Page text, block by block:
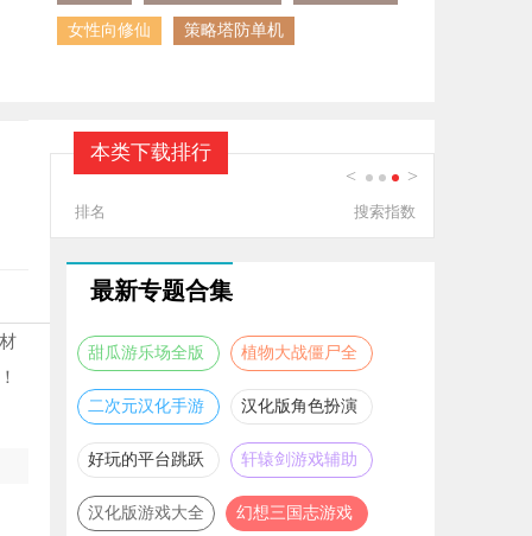
女性向修仙 策略塔防单机
本类下载排行
< >
排名 搜索指数
最新专题合集
甜瓜游乐场全版
本合集
植物大战僵尸全
版本合集
二次元汉化手游
推荐
汉化版角色扮演
游戏大全
好玩的平台跳跃
游戏合集
轩辕剑游戏辅助
合集
汉化版游戏大全
幻想三国志游戏